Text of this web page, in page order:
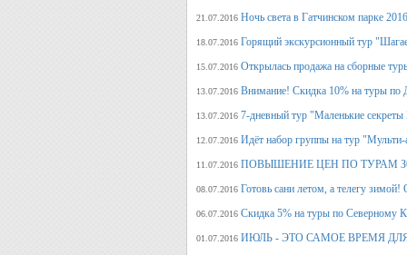
21.07.2016 Ночь света в Гатчинском парке
18.07.2016 Горящий экскурсионный тур
15.07.2016 Открылась продажа на сборные
13.07.2016 Внимание! Скидка 10% на туры по
13.07.2016 7-дневный тур "Маленькие
12.07.2016 Идёт набор группы на тур
11.07.2016 ПОВЫШЕНИЕ ЦЕН ПО ТУРАМ
08.07.2016 Готовь сани летом, а
06.07.2016 Скидка 5% на туры по Северному
01.07.2016 ИЮЛЬ - ЭТО САМОЕ ВРЕМЯ